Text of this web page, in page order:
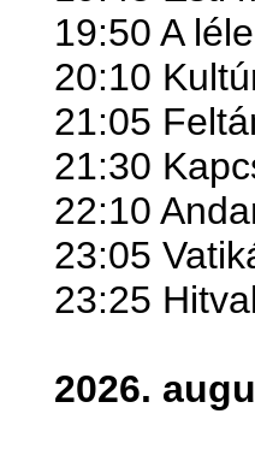
19:50 A
20:10
21:05
21:30
22:10
23:05
23:25
2026.